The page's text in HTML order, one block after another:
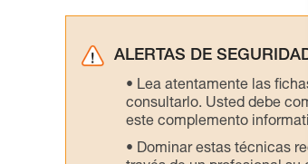
ALERTAS DE
Lea atentamente las
consultarlo. Usted debe
este complemento
Dominar estas técnicas